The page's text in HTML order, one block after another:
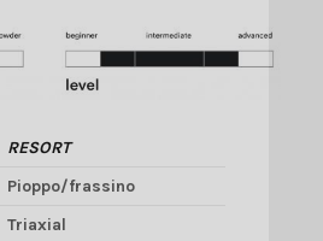
RESORT
Pioppo/frassino
Triaxial